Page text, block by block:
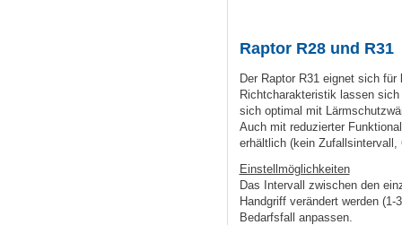
Raptor R28 und R31
Der Raptor R31 eignet sich
Richtcharakteristik lassen
sich optimal mit
Auch mit reduzierter
erhältlich (kein Zufallsintervall,
Einstellmöglichkeiten
Das Intervall zwischen den
Handgriff verändert werden
Bedarfsfall anpassen.